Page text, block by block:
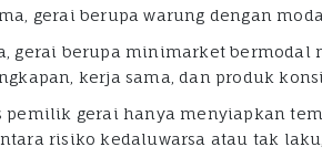
gerai berupa warung dengan
gerai berupa minimarket bermodal
kerja sama, dan produk
pemilik gerai hanya menyiapkan
risiko kedaluwarsa atau tak